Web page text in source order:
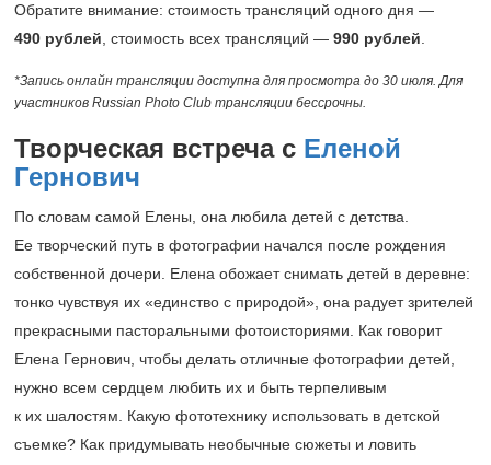
Обратите внимание: стоимость трансляций одного дня —
490 рублей , стоимость всех трансляций — 990 рублей
*Запись онлайн трансляции доступна для просмотра до 30 июля. Для
участников Russian Photo Club трансляции бессрочны.
Творческая встреча с Еленой
Гернович
По словам самой Елены, она любила детей с детства.
Ее творческий путь в фотографии начался после рождения
собственной дочери. Елена обожает снимать детей в деревне:
тонко чувствуя их «единство с природой», она радует зрителей
прекрасными пасторальными фотоисториями. Как говорит
Елена Гернович, чтобы делать отличные фотографии детей,
нужно всем сердцем любить их и быть терпеливым
к их шалостям. Какую фототехнику использовать в детской
съемке? Как придумывать необычные сюжеты и ловить